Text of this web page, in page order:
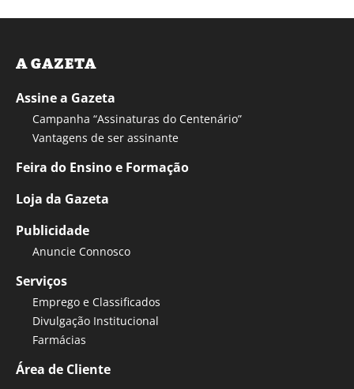
A GAZETA
Assine a Gazeta
Campanha “Assinaturas do Centenário”
Vantagens de ser assinante
Feira do Ensino e Formação
Loja da Gazeta
Publicidade
Anuncie Connosco
Serviços
Emprego e Classificados
Divulgação Institucional
Farmácias
Área de Cliente